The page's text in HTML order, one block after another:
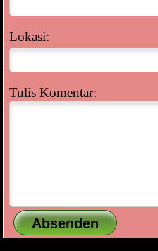
Lokasi:
Tulis Komentar: